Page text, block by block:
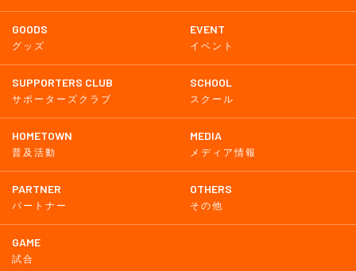
GOODS
グッズ
EVENT
イベント
SUPPORTERS CLUB
サポーターズクラブ
SCHOOL
スクール
HOMETOWN
普及活動
MEDIA
メディア情報
PARTNER
パートナー
OTHERS
その他
GAME
試合